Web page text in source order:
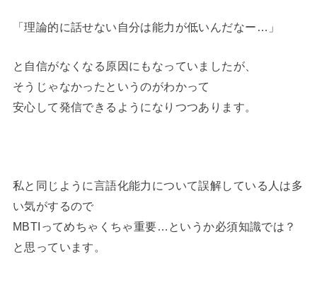
「理論的に話せない自分は能力が低いんだなー…」
と自信がなくなる原因にもなっていましたが、
そうじゃなかったというのがわかって
安心して発信できるようになりつつあります。
私と同じように言語化能力について誤解している人は多
い気がするので
MBTIってめちゃくちゃ重要…というか必須知識では？
と思っています。